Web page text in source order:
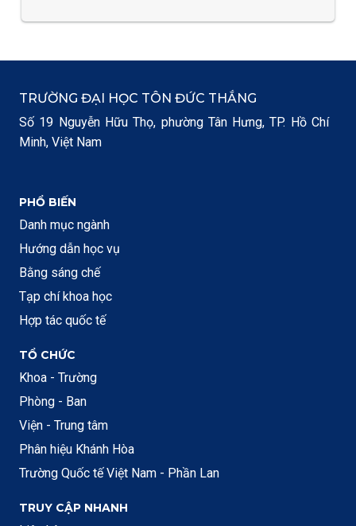
TRƯỜNG ĐẠI HỌC TÔN ĐỨC THẮNG
Số 19 Nguyễn Hữu Thọ, phường Tân Hưng, TP. Hồ Chí
Minh, Việt Nam
PHỔ BIẾN
Danh mục ngành
Hướng dẫn học vụ
Bằng sáng chế
Tạp chí khoa học
Hợp tác quốc tế
TỔ CHỨC
Khoa - Trường
Phòng - Ban
Viện - Trung tâm
Phân hiệu Khánh Hòa
Trường Quốc tế Việt Nam - Phần Lan
TRUY CẬP NHANH